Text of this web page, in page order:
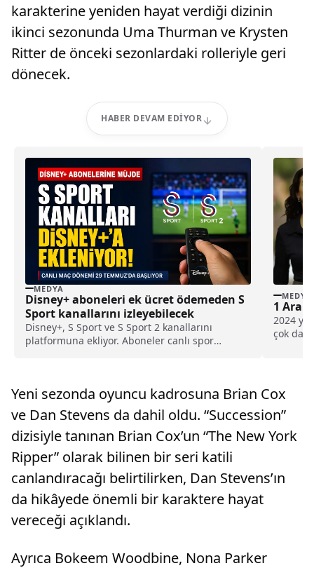
karakterine yeniden hayat verdiği dizinin
ikinci sezonunda Uma Thurman ve Krysten
Ritter de önceki sezonlardaki rolleriyle geri
dönecek.
HABER DEVAM EDIYOR
MEDYA
Disney+ aboneleri ek ücret ödemeden S
Sport kanallarını izleyebilecek
Disney+, S Sport ve S Sport 2 kanallarını
platformuna ekliyor. Aboneler canlı spor
MEDYA
1
2024
çok
Yeni sezonda oyuncu kadrosuna Brian Cox
ve Dan Stevens da dahil oldu. “Succession”
dizisiyle tanınan Brian Cox’un “The New York
Ripper” olarak bilinen bir seri katili
canlandıracağı belirtilirken, Dan Stevens’ın
da hikâyede önemli bir karaktere hayat
vereceği açıklandı.
Ayrıca Bokeem Woodbine, Nona Parker